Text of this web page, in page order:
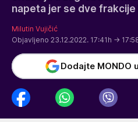
napeta jer se dve
Milutin Vujičić
Objavljeno 23.12.2022. 17:41h →
Dodajte MONDO